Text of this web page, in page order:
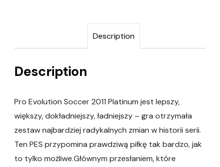
Description
Description
Pro Evolution Soccer 2011 Platinum jest lepszy,
większy, dokładniejszy, ładniejszy – gra otrzymała
zestaw najbardziej radykalnych zmian w historii serii.
Ten PES przypomina prawdziwą piłkę tak bardzo, jak
to tylko możliwe.Głównym przesłaniem, które